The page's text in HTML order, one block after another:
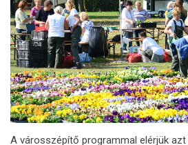
A városszépítő programmal elérjük